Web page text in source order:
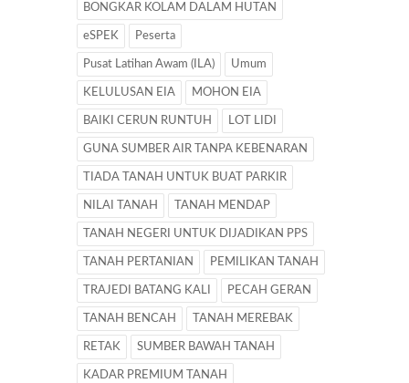
BONGKAR KOLAM DALAM HUTAN
eSPEK Peserta
Pusat Latihan Awam (ILA) Umum
KELULUSAN EIA MOHON EIA
BAIKI CERUN RUNTUH LOT LIDI
GUNA SUMBER AIR TANPA KEBENARAN
TIADA TANAH UNTUK BUAT PARKIR
NILAI TANAH TANAH MENDAP
TANAH NEGERI UNTUK DIJADIKAN PPS
TANAH PERTANIAN PEMILIKAN TANAH
TRAJEDI BATANG KALI PECAH GERAN
TANAH BENCAH TANAH MEREBAK
RETAK SUMBER BAWAH TANAH
KADAR PREMIUM TANAH